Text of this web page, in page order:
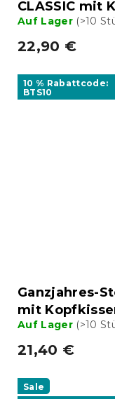
CLASSIC mit
Auf Lager (>10
22,90 €
10 % Rabattcode:
BTS10
Ganzjahres-
mit
Auf Lager (>10
21,40 €
Sale